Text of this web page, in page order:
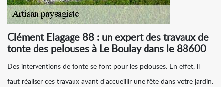
Clément Elagage 88 : un expert des travaux de
tonte des pelouses à Le Boulay dans le 88600
Des interventions de tonte se font pour les pelouses. En effet, il
faut réaliser ces travaux avant d'accueillir une fête dans votre jardin.